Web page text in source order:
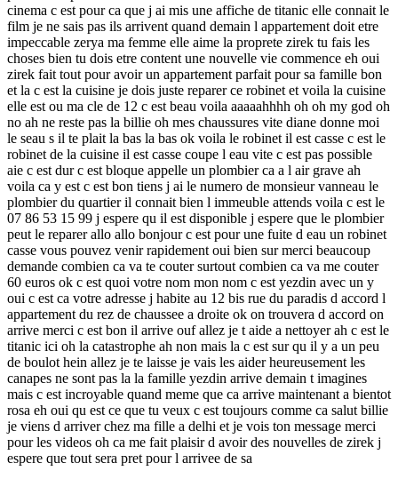
cinema c est pour ca que j ai mis une affiche de titanic elle connait le
film je ne sais pas ils arrivent quand demain l appartement doit etre
impeccable zerya ma femme elle aime la proprete zirek tu fais les
choses bien tu dois etre content une nouvelle vie commence eh oui
zirek fait tout pour avoir un appartement parfait pour sa famille bon
et la c est la cuisine je dois juste reparer ce robinet et voila la cuisine
elle est ou ma cle de 12 c est beau voila aaaaahhhh oh oh my god oh
no ah ne reste pas la billie oh mes chaussures vite diane donne moi
le seau s il te plait la bas la bas ok voila le robinet il est casse c est le
robinet de la cuisine il est casse coupe l eau vite c est pas possible
aie c est dur c est bloque appelle un plombier ca a l air grave ah
voila ca y est c est bon tiens j ai le numero de monsieur vanneau le
plombier du quartier il connait bien l immeuble attends voila c est le
07 86 53 15 99 j espere qu il est disponible j espere que le plombier
peut le reparer allo allo bonjour c est pour une fuite d eau un robinet
casse vous pouvez venir rapidement oui bien sur merci beaucoup
demande combien ca va te couter surtout combien ca va me couter
60 euros ok c est quoi votre nom mon nom c est yezdin avec un y
oui c est ca votre adresse j habite au 12 bis rue du paradis d accord l
appartement du rez de chaussee a droite ok on trouvera d accord on
arrive merci c est bon il arrive ouf allez je t aide a nettoyer ah c est le
titanic ici oh la catastrophe ah non mais la c est sur qu il y a un peu
de boulot hein allez je te laisse je vais les aider heureusement les
canapes ne sont pas la la famille yezdin arrive demain t imagines
mais c est incroyable quand meme que ca arrive maintenant a bientot
rosa eh oui qu est ce que tu veux c est toujours comme ca salut billie
je viens d arriver chez ma fille a delhi et je vois ton message merci
pour les videos oh ca me fait plaisir d avoir des nouvelles de zirek j
espere que tout sera pret pour l arrivee de sa